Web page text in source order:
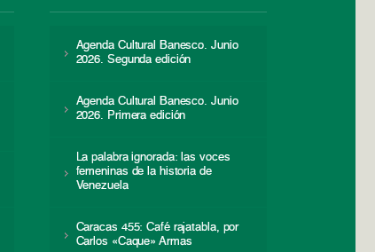
Agenda Cultural Banesco. Junio
2026. Segunda edición
Agenda Cultural Banesco. Junio
2026. Primera edición
La palabra ignorada: las voces
femeninas de la historia de
Venezuela
Caracas 455: Café rajatabla, por
Carlos «Caque» Armas